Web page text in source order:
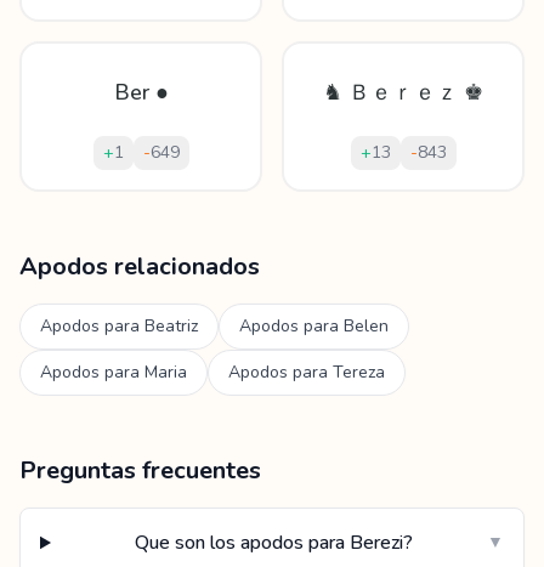
Ber ●
+1 -649
♞ Ｂｅｒｅｚ ♚
+13 -843
Apodos relacionados
Apodos para Beatriz Apodos para Belen
Apodos para Maria Apodos para Tereza
Preguntas frecuentes
Que son los apodos para Berezi? ▼